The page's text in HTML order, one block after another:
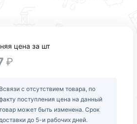
цена за шт
₽
Всвязи с отсутствием товара, по
поступления цена на данный
может быть изменена. Срок
до 5-и рабочих дней.